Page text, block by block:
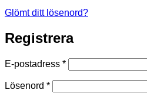
Glömt ditt lösenord?
Registrera
E-postadress *Obligatoriskt
Lösenord *Obligatoriskt